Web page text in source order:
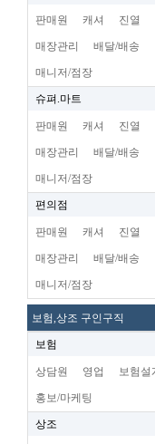
판매원 캐셔 진열
매장관리 배달/배송
매니저/점장
슈펴.마트
판매원 캐셔 진열
매장관리 배달/배송
매니저/점장
편의점
판매원 캐셔 진열
매장관리 배달/배송
매니저/점장
보험,상조 구인구직
보험
상담원 영업 보험설
홍보/마케팅
상조